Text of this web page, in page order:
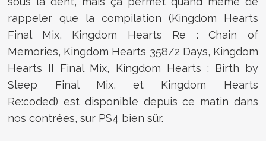
rappeler que la compilation (Kingdom Hearts
Final Mix, Kingdom Hearts Re : Chain of
Memories, Kingdom Hearts 358/2 Days, Kingdom
Hearts II Final Mix, Kingdom Hearts : Birth by
Sleep Final Mix, et Kingdom Hearts
Re:coded)est disponible depuis ce matin dans
nos contrées, sur PS4 bien sûr.